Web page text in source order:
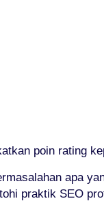
poin rating
apa
praktik SEO